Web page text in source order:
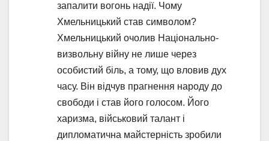
запалити вогонь надії. Чому
Хмельницький став символом?
Хмельницький очолив Національно-
визвольну війну не лише через
особистий біль, а тому, що вловив дух
часу. Він відчув прагнення народу до
свободи і став його голосом. Його
харизма, військовий талант і
дипломатична майстерність зробили